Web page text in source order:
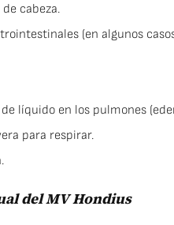
cabeza.
(en algunos
líquido en los pulmones
para respirar.
del MV Hondius